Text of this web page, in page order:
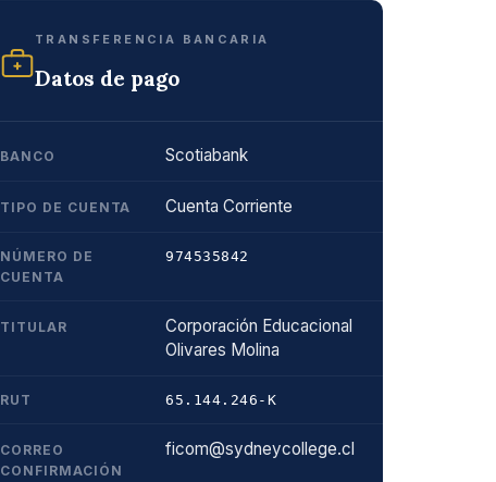
TRANSFERENCIA BANCARIA
Datos de pago
BANCO Scotiabank
TIPO DE CUENTA Cuenta Corriente
NÚMERO DE
CUENTA
974535842
TITULAR
Corporación Educacional
Olivares Molina
RUT 65.144.246-K
CORREO
CONFIRMACIÓN
ficom@sydneycollege.cl